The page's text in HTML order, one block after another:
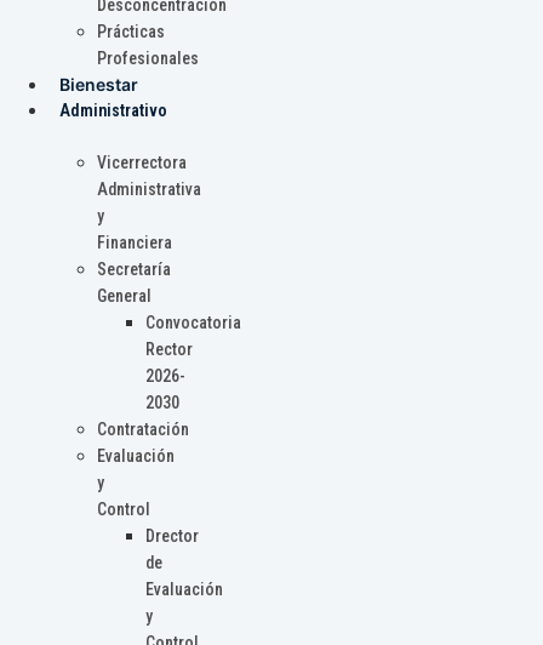
Desconcentración
Prácticas
Profesionales
Bienestar
Administrativo
Vicerrectora
Administrativa
y
Financiera
Secretaría
General
Convocatoria
Rector
2026-
2030
Contratación
Evaluación
y
Control
Drector
de
Evaluación
y